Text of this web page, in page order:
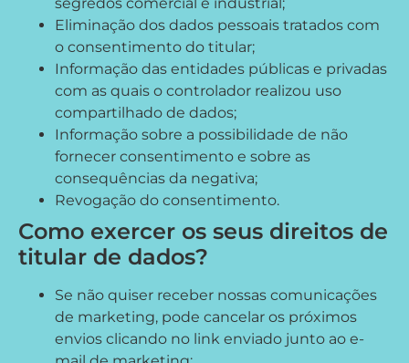
Eliminação dos dados pessoais tratados com
o consentimento do titular;
Informação das entidades públicas e privadas
com as quais o controlador realizou uso
compartilhado de dados;
Informação sobre a possibilidade de não
fornecer consentimento e sobre as
consequências da negativa;
Revogação do consentimento.
Como exercer os seus direitos de
titular de dados?
Se não quiser receber nossas comunicações
de marketing, pode cancelar os próximos
envios clicando no link enviado junto ao e-